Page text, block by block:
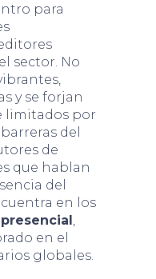
para
sector. No
y se forjan
limitados por
del
de
que hablan
del
en los
,
en el
globales.